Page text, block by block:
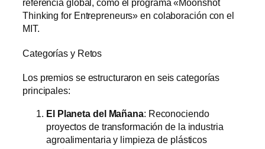
referencia global, como el programa «Moonshot
Thinking for Entrepreneurs» en colaboración con el
MIT.
Categorías y Retos
Los premios se estructuraron en seis categorías
principales:
El Planeta del Mañana: Reconociendo
proyectos de transformación de la industria
agroalimentaria y limpieza de plásticos